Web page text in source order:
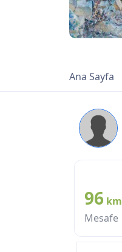
Ana Sayfa
96 km
Mesafe